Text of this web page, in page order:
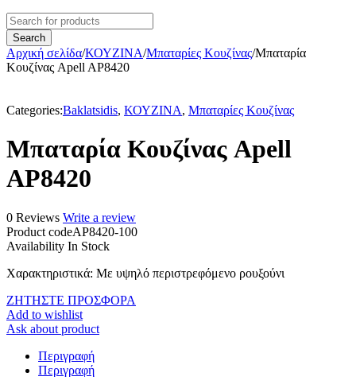
Αρχική σελίδα/ΚΟΥΖΙΝΑ/Μπαταρίες Κουζίνας/Μπαταρία
Κουζίνας Apell AP8420
Categories:Baklatsidis, ΚΟΥΖΙΝΑ, Μπαταρίες Κουζίνας
Μπαταρία Κουζίνας Apell
AP8420
0 Reviews Write a review
Product codeAP8420-100
Availability In Stock
Χαρακτηριστικά: Με υψηλό περιστρεφόμενο ρουξούνι
ΖΗΤΗΣΤΕ ΠΡΟΣΦΟΡΑ
Add to wishlist
Ask about product
Περιγραφή
Περιγραφή